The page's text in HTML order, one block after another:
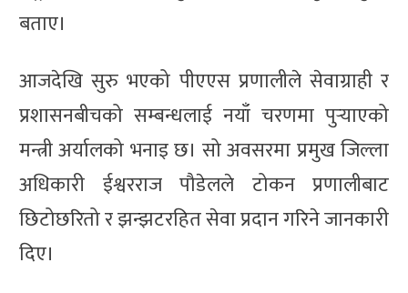
बताए।
आजदेखि सुरु भएको पीएएस प्रणालीले सेवाग्राही र
प्रशासनबीचको सम्बन्धलाई नयाँ चरणमा पुर्‍याएको
मन्त्री अर्यालको भनाइ छ। सो अवसरमा प्रमुख जिल्ला
अधिकारी ईश्वरराज पौडेलले टोकन प्रणालीबाट
छिटोछरितो र झन्झटरहित सेवा प्रदान गरिने जानकारी
दिए।